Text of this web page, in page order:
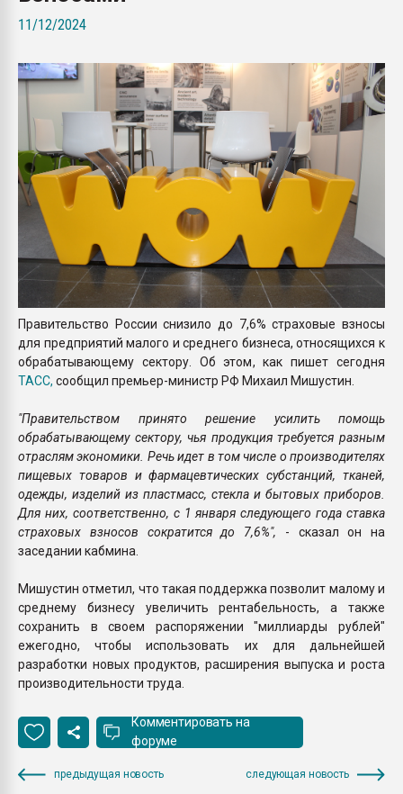
ПЕРЕЙТИ НА
11/12/2024
Правительство России снизило до 7,6% страховые взносы
для предприятий малого и среднего бизнеса, относящихся к
обрабатывающему сектору. Об этом, как пишет сегодня
ТАСС, сообщил премьер-министр РФ Михаил Мишустин.
"Правительством принято решение усилить помощь
обрабатывающему сектору, чья продукция требуется разным
отраслям экономики. Речь идет в том числе о производителях
пищевых товаров и фармацевтических субстанций, тканей,
одежды, изделий из пластмасс, стекла и бытовых приборов.
Для них, соответственно, с 1 января следующего года ставка
страховых взносов сократится до 7,6%", - сказал он на
заседании кабмина.
Мишустин отметил, что такая поддержка позволит малому и
среднему бизнесу увеличить рентабельность, а также
сохранить в своем распоряжении "миллиарды рублей"
ежегодно, чтобы использовать их для дальнейшей
разработки новых продуктов, расширения выпуска и роста
производительности труда.
Комментировать на
форуме
предыдущая новость следующая новость